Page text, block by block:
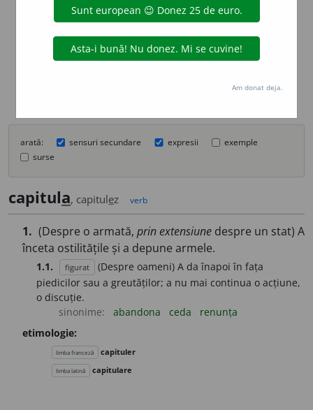
info
Aceste definiții sunt compilate de
echipa dexonline. Definițiile
originale se află pe filadefiniții.
Puteți reordona filele pe pagina de
arată: sensuri secundare expresii
exemple
surse
capitula, capitulez verb
1. (Despre o armată, prin extensiune despre un stat) A
înceta ostilitățile și a depune armele.
1.1. figurat
(Despre oameni) A da înapoi în fața
piedicilor sau a greutăților; a nu mai continua o acțiune,
o discuție.
sinonime:
abandona ceda
renunța
etimologie:
limba franceză capituler
limba latină capitulare
Am donat deja.